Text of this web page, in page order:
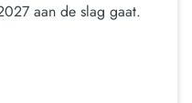
aan de slag gaat.